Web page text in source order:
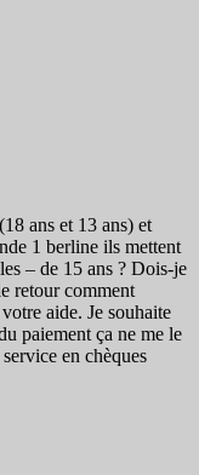
ans et 13 ans) et
1 berline ils mettent
– de 15 ans ? Dois-je
retour comment
aide. Je souhaite
paiement ça ne me le
en chèques